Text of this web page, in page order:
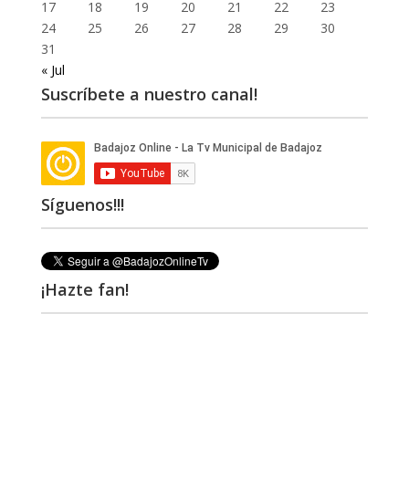
17 18 19 20 21 22
23
24
25 26 27 28 29
30
31
« Jul
Suscríbete a nuestro canal!
Síguenos!!!
¡Hazte fan!